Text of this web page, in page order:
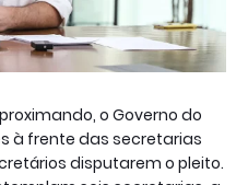
o Governo do
à frente das secretarias
disputarem o pleito.